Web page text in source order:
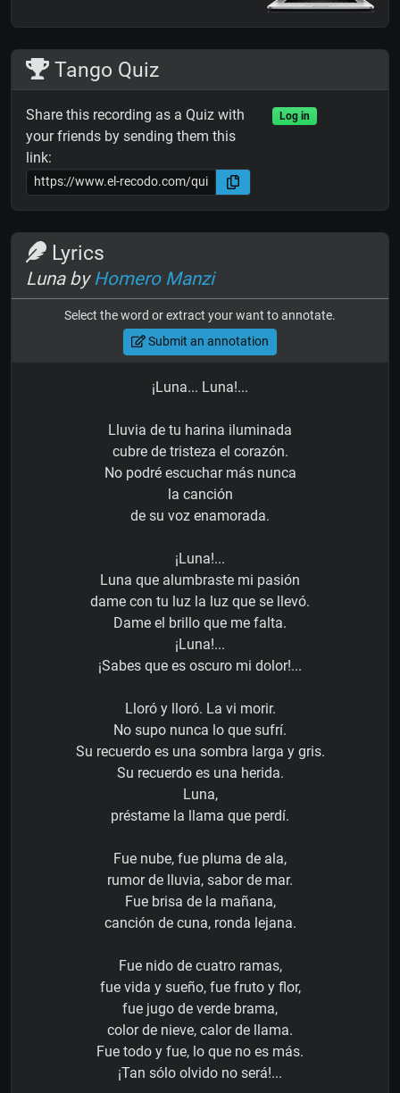
Tango Quiz
Share this recording as a Quiz with
your friends by sending them this
link:
Log in
Lyrics
Luna byHomero Manzi
Select the word or extract your want to annotate.
Submit an annotation
¡Luna... Luna!...
Lluvia de tu harina iluminada
cubre de tristeza el corazón.
No podré escuchar más nunca
la canción
de su voz enamorada.
¡Luna!...
Luna que alumbraste mi pasión
dame con tu luz la luz que se llevó.
Dame el brillo que me falta.
¡Luna!...
¡Sabes que es oscuro mi dolor!...
Lloró y lloró. La vi morir.
No supo nunca lo que sufrí.
Su recuerdo es una sombra larga y gris.
Su recuerdo es una herida.
Luna,
préstame la llama que perdí.
Fue nube, fue pluma de ala,
rumor de lluvia, sabor de mar.
Fue brisa de la mañana,
canción de cuna, ronda lejana.
Fue nido de cuatro ramas,
fue vida y sueño, fue fruto y flor,
fue jugo de verde brama,
color de nieve, calor de llama.
Fue todo y fue, lo que no es más.
¡Tan sólo olvido no será!...